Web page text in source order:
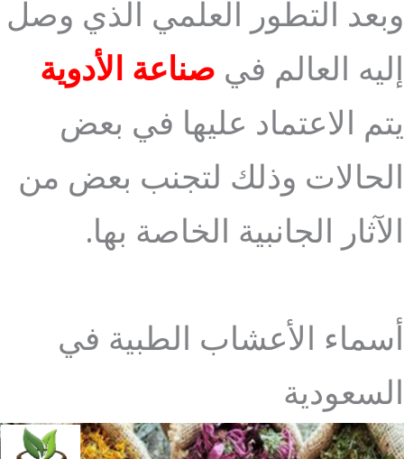
وبعد التطور العلمي الذي وصل
إليه العالم في صناعة الأدوية
يتم الاعتماد عليها في بعض
الحالات وذلك لتجنب بعض من
الآثار الجانبية الخاصة بها.
أسماء الأعشاب الطبية في
السعودية